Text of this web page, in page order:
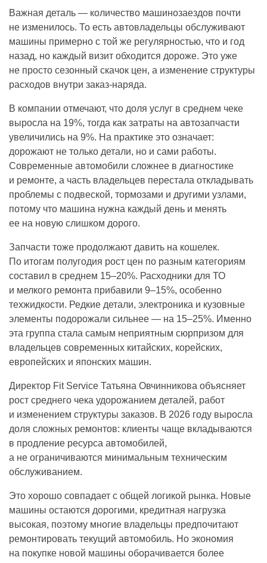
Важная деталь — количество машинозаездов почти
не изменилось. То есть автовладельцы обслуживают
машины примерно с той же регулярностью, что и год
назад, но каждый визит обходится дороже. Это уже
не просто сезонный скачок цен, а изменение структуры
расходов внутри заказ-наряда.
В компании отмечают, что доля услуг в среднем чеке
выросла на 19%, тогда как затраты на автозапчасти
увеличились на 9%. На практике это означает:
дорожают не только детали, но и сами работы.
Современные автомобили сложнее в диагностике
и ремонте, а часть владельцев перестала откладывать
проблемы с подвеской, тормозами и другими узлами,
потому что машина нужна каждый день и менять
ее на новую слишком дорого.
Запчасти тоже продолжают давить на кошелек.
По итогам полугодия рост цен по разным категориям
составил в среднем 15–20%. Расходники для ТО
и мелкого ремонта прибавили 9–15%, особенно
техжидкости. Редкие детали, электроника и кузовные
элементы подорожали сильнее — на 15–25%. Именно
эта группа стала самым неприятным сюрпризом для
владельцев современных китайских, корейских,
европейских и японских машин.
Директор Fit Service Татьяна Овчинникова объясняет
рост среднего чека удорожанием деталей, работ
и изменением структуры заказов. В 2026 году выросла
доля сложных ремонтов: клиенты чаще вкладываются
в продление ресурса автомобилей,
а не ограничиваются минимальным техническим
обслуживанием.
Это хорошо совпадает с общей логикой рынка. Новые
машины остаются дорогими, кредитная нагрузка
высокая, поэтому многие владельцы предпочитают
ремонтировать текущий автомобиль. Но экономия
на покупке новой машины оборачивается более